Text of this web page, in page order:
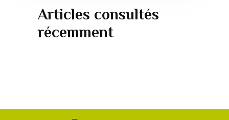
Articles consultés
récemment